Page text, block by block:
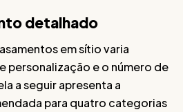
detalhado
em sítio varia
personalização e o número de
a seguir apresenta a
para quatro categorias